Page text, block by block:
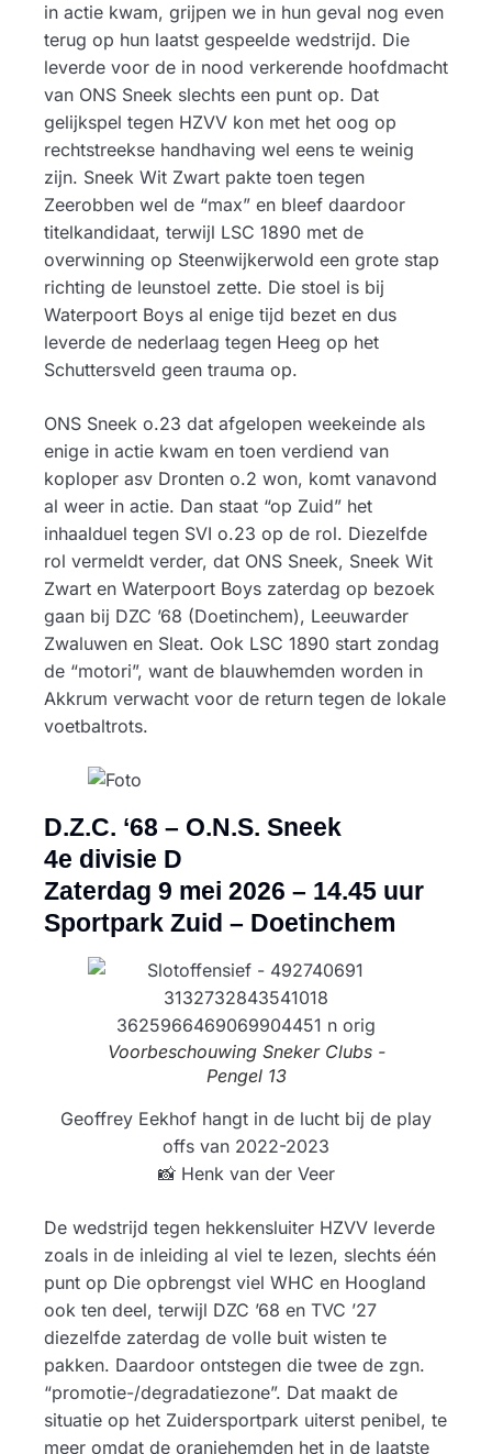
in actie kwam, grijpen we in hun geval nog even
terug op hun laatst gespeelde wedstrijd. Die
leverde voor de in nood verkerende hoofdmacht
van ONS Sneek slechts een punt op. Dat
gelijkspel tegen HZVV kon met het oog op
rechtstreekse handhaving wel eens te weinig
zijn. Sneek Wit Zwart pakte toen tegen
Zeerobben wel de “max” en bleef daardoor
titelkandidaat, terwijl LSC 1890 met de
overwinning op Steenwijkerwold een grote stap
richting de leunstoel zette. Die stoel is bij
Waterpoort Boys al enige tijd bezet en dus
leverde de nederlaag tegen Heeg op het
Schuttersveld geen trauma op.
ONS Sneek o.23 dat afgelopen weekeinde als
enige in actie kwam en toen verdiend van
koploper asv Dronten o.2 won, komt vanavond
al weer in actie. Dan staat “op Zuid” het
inhaalduel tegen SVI o.23 op de rol. Diezelfde
rol vermeldt verder, dat ONS Sneek, Sneek Wit
Zwart en Waterpoort Boys zaterdag op bezoek
gaan bij DZC ’68 (Doetinchem), Leeuwarder
Zwaluwen en Sleat. Ook LSC 1890 start zondag
de “motori”, want de blauwhemden worden in
Akkrum verwacht voor de return tegen de lokale
voetbaltrots.
D.Z.C. ‘68 – O.N.S. Sneek
4e divisie D
Zaterdag 9 mei 2026 – 14.45 uur
Sportpark Zuid – Doetinchem
Voorbeschouwing Sneker Clubs -
Pengel 13
Geoffrey Eekhof hangt in de lucht bij de play
offs van 2022-2023
📸 Henk van der Veer
De wedstrijd tegen hekkensluiter HZVV leverde
zoals in de inleiding al viel te lezen, slechts één
punt op Die opbrengst viel WHC en Hoogland
ook ten deel, terwijl DZC ’68 en TVC ’27
diezelfde zaterdag de volle buit wisten te
pakken. Daardoor ontstegen die twee de zgn.
“promotie-/degradatiezone”. Dat maakt de
situatie op het Zuidersportpark uiterst penibel, te
meer omdat de oranjehemden het in de laatste